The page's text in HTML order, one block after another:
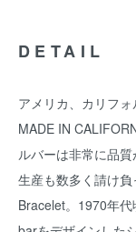
DETAIL
アメリカ、カリフ
MADE IN
ルバーは非常に品
生産も数多く請け
Bracelet。1970年